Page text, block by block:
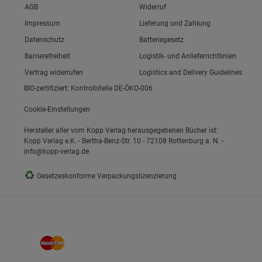
Link zum/zur
AGB
Link zum/zur
Impressum
Link zum/zur
Datenschutz
Link zum/zur
Barrierefreiheit
Vertrag widerrufen
Widerruf
Lieferung und Zahlung
Batteriegesetz
Logistik- und Anlieferrichtlinien
Logistics and Delivery Guidelines
BIO-zertifiziert: Kontrollstelle DE-ÖKO-006
Cookie-Einstellungen
Hersteller aller vom Kopp Verlag herausgegebenen Bücher ist:
Kopp Verlag e.K. - Bertha-Benz-Str. 10 - 72108 Rottenburg a. N. -
info@kopp-verlag.de
♻ Gesetzeskonforme Verpackungslizenzierung
Gruppe